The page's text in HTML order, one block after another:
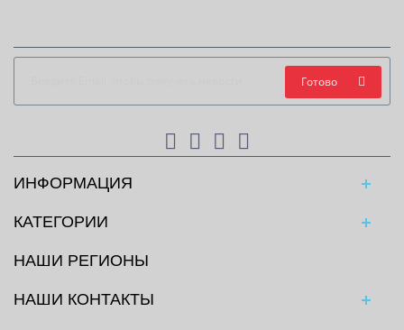
Готово
ИНФОРМАЦИЯ
КАТЕГОРИИ
НАШИ РЕГИОНЫ
НАШИ КОНТАКТЫ